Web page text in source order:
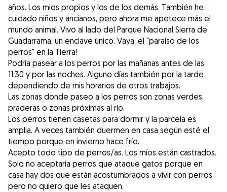
años. Los mios propios y los de los demás. También he
cuidado niños y ancianos, pero ahora me apetece más el
mundo animal. Vivo al lado del Parque Nacional Sierra de
Guadarrama, un enclave único. Vaya, el "paraíso de los
perros" en la Tierra!
Podría pasear a los perros por las mañanas antes de las
11:30 y por las noches. Alguno días también por la tarde
dependiendo de mis horarios de otros trabajos.
Las zonas donde paseo a los perros son zonas verdes,
praderas o zonas próximas al río.
Los perros tienen casetas para dormir y la parcela es
amplia. A veces también duermen en casa según esté el
tiempo porque en invierno hace frío.
Acepto todo tipo de perros/as. Los míos están castrados.
Solo no aceptaría perros que ataque gatos porque en
casa hay dos que están acostumbrados a vivir con perros
pero no quiero que les ataquen.